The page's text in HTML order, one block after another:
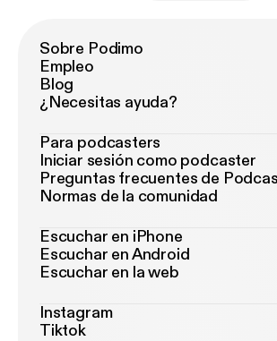
Sobre Podimo
Empleo
Blog
¿Necesitas ayuda?
Para podcasters
Iniciar sesión como podcaster
Preguntas frecuentes de
Normas de la comunidad
Escuchar en iPhone
Escuchar en Android
Escuchar en la web
Instagram
Tiktok